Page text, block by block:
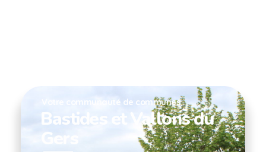
Votre communauté de communes
Bastides et Vallons du
Gers